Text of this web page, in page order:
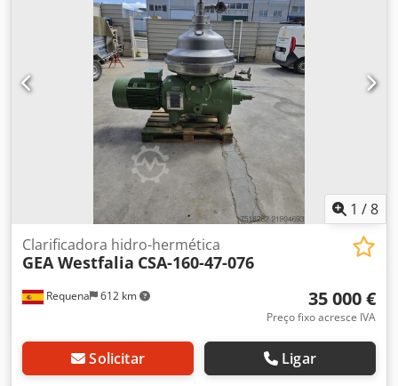
1 /8
Requena 612 km
Clarificadora hidro-hermética
GEA Westfalia CSA-160-47-076
35 000 €
Preço fixo acresce IVA
Solicitar Ligar